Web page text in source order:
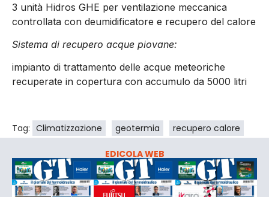
3 unità Hidros GHE per ventilazione meccanica
controllata con deumidificatore e recupero del calore
Sistema di recupero acque piovane:
impianto di trattamento delle acque meteoriche
recuperate in copertura con accumulo da 5000 litri
Tag: Climatizzazione geotermia recupero calore
EDICOLA WEB